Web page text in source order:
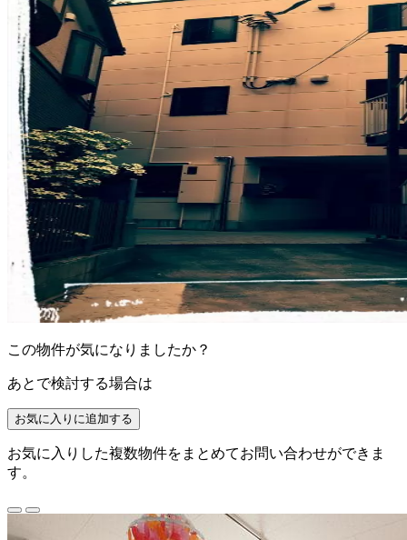
この物件が気になりましたか？
あとで検討する場合は
お気に入りに追加する
お気に入りした複数物件をまとめてお問い合わせができま
す。